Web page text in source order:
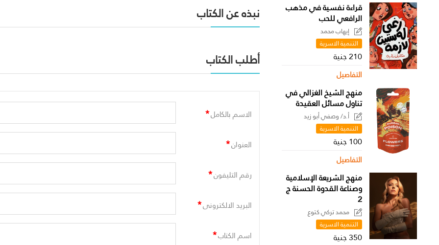
قراءة نفسية في مذهب
الرافعي للحب
إيهاب محمد
التنمية الاسرية
210 جنية
التفاصيل
منهج الشيخ الغزالي في
تناول مسائل العقيدة
أ.د/ وصفي أبو زيد
التنمية الاسرية
100 جنية
التفاصيل
منهج الشريعة الإسلامية
وصناعة القدوة الحسنة ج
2
محمد تركي كتوع
التنمية الاسرية
350 جنية
نبذه عن الكتاب
أطلب الكتاب
الاسم بالكامل*
العنوان*
رقم التليفون*
البريد الالكترونى*
اسم الكتاب*